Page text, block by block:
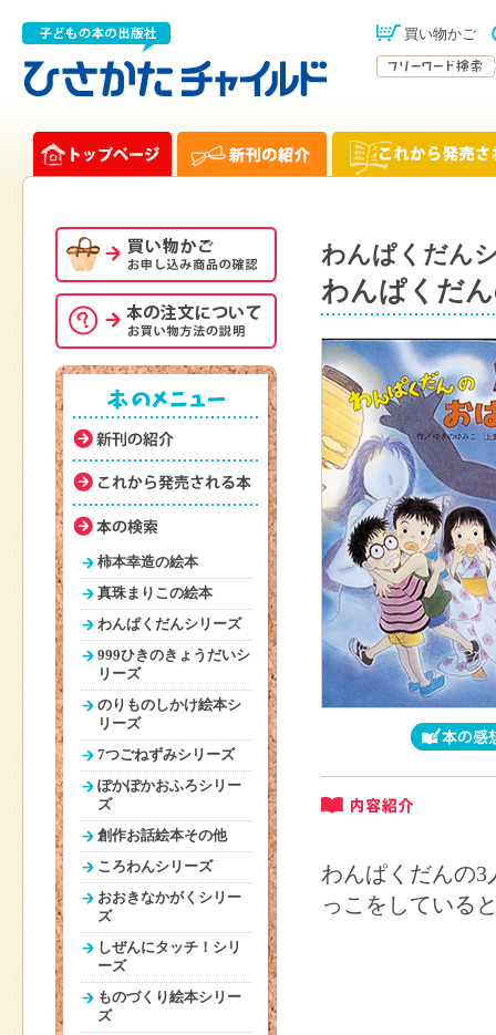
買い物かご
柿本幸造の絵本
真珠まりこの絵本
わんぱくだんシリーズ
999ひきのきょうだいシ
リーズ
のりものしかけ絵本シ
リーズ
7つごねずみシリーズ
ぽかぽかおふろシリー
ズ
創作お話絵本その他
ころわんシリーズ
おおきなかがくシリー
ズ
しぜんにタッチ！シリ
ーズ
ものづくり絵本シリー
ズ
わんぱくだん
わんぱくだ
わんぱくだんの
っこをしてい